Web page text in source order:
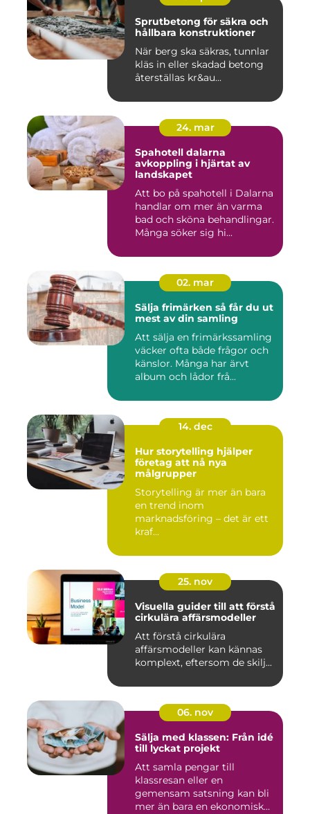
Sprutbetong för säkra och
hållbara konstruktioner
När berg ska säkras, tunnlar
kläs in eller skadad betong
återställas kr&au...
24. mar
Spahotell dalarna
avkoppling i hjärtat av
landskapet
Att bo på spahotell i Dalarna
handlar om mer än varma
bad och sköna behandlingar.
Många söker sig hi...
02. mar
Sälja frimärken så får du ut
mest av din samling
Att sälja en frimärkssamling
väcker ofta både frågor och
känslor. Många har ärvt
album och lådor frå...
14. dec
Hur storytelling hjälper
företag att nå nya
målgrupper
Storytelling är mer än bara
en trend inom
marknadsföring – det är ett
kraf...
25. nov
Visuella guider till att förstå
cirkulära affärsmodeller
Att förstå cirkulära
affärsmodeller kan kännas
komplext, eftersom de skilj...
06. nov
Sälja med klassen: Från idé
till lyckat projekt
Att samla pengar till
klassresan eller en
gemensam satsning kan bli
mer än bara en ekonomisk